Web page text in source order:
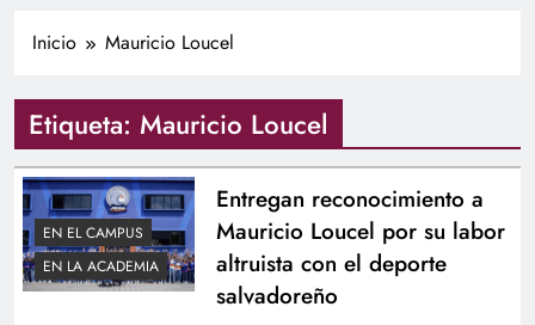
Inicio Mauricio Loucel
Etiqueta: Mauricio Loucel
EN EL CAMPUS
EN LA ACADEMIA
Entregan reconocimiento a
Mauricio Loucel por su labor
altruista con el deporte
salvadoreño